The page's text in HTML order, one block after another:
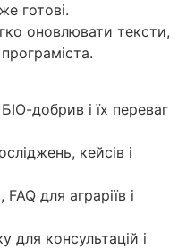
готові.
оновлювати тексти,
добрив і їх переваг
кейсів і
FAQ для аграріїв і
для консультацій і